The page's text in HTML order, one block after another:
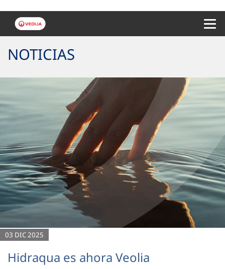
NOTICIAS
03 DIC 2025
Hidraqua es ahora Veolia